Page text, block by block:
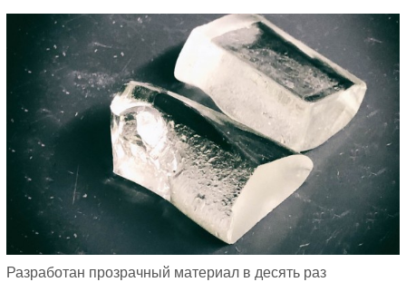
Разработан прозрачный материал в десять раз